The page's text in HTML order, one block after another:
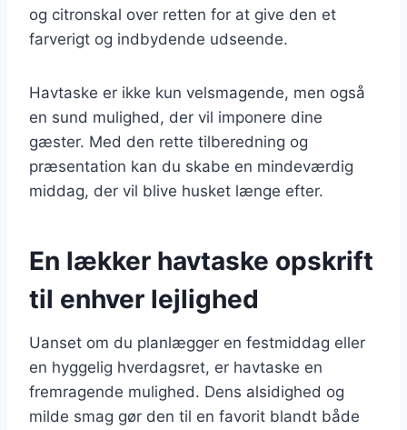
og citronskal over retten for at give den et
farverigt og indbydende udseende.
Havtaske er ikke kun velsmagende, men også
en sund mulighed, der vil imponere dine
gæster. Med den rette tilberedning og
præsentation kan du skabe en mindeværdig
middag, der vil blive husket længe efter.
En lækker havtaske opskrift
til enhver lejlighed
Uanset om du planlægger en festmiddag eller
en hyggelig hverdagsret, er havtaske en
fremragende mulighed. Dens alsidighed og
milde smag gør den til en favorit blandt både